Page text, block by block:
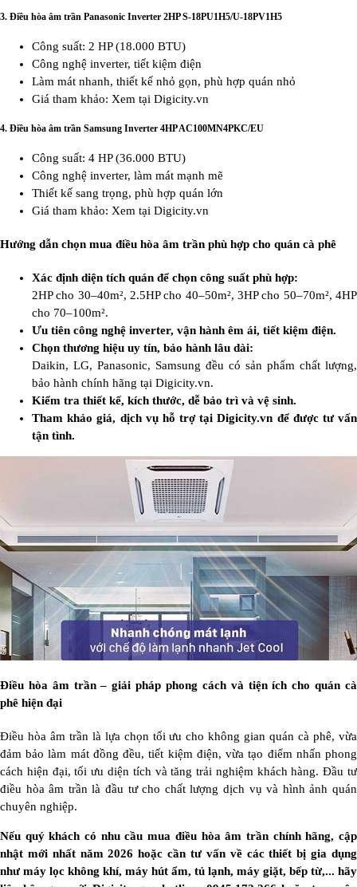
3. Điều hòa âm trần Panasonic Inverter 2HP S-18PU1H5/U-18PV1H5
Công suất: 2 HP (18.000 BTU)
Công nghệ inverter, tiết kiệm điện
Làm mát nhanh, thiết kế nhỏ gọn, phù hợp quán nhỏ
Giá tham khảo: Xem tại Digicity.vn
4. Điều hòa âm trần Samsung Inverter 4HP AC100MN4PKC/EU
Công suất: 4 HP (36.000 BTU)
Công nghệ inverter, làm mát mạnh mẽ
Thiết kế sang trọng, phù hợp quán lớn
Giá tham khảo: Xem tại Digicity.vn
Hướng dẫn chọn mua điều hòa âm trần phù hợp cho quán cà phê
Xác định diện tích quán để chọn công suất phù hợp:
2HP cho 30–40m², 2.5HP cho 40–50m², 3HP cho 50–70m², 4HP
cho 70–100m².
Ưu tiên công nghệ inverter, vận hành êm ái, tiết kiệm điện.
Chọn thương hiệu uy tín, bảo hành lâu dài:
Daikin, LG, Panasonic, Samsung đều có sản phẩm chất lượng,
bảo hành chính hãng tại Digicity.vn.
Kiểm tra thiết kế, kích thước, dễ bảo trì và vệ sinh.
Tham khảo giá, dịch vụ hỗ trợ tại Digicity.vn để được tư vấn
tận tình.
Điều hòa âm trần – giải pháp phong cách và tiện ích cho quán cà
phê hiện đại
Điều hòa âm trần là lựa chọn tối ưu cho không gian quán cà phê, vừa
đảm bảo làm mát đồng đều, tiết kiệm điện, vừa tạo điểm nhấn phong
cách hiện đại, tối ưu diện tích và tăng trải nghiệm khách hàng. Đầu tư
điều hòa âm trần là đầu tư cho chất lượng dịch vụ và hình ảnh quán
chuyên nghiệp.
Nếu quý khách có nhu cầu mua điều hòa âm trần chính hãng, cập
nhật mới nhất năm 2026 hoặc cần tư vấn về các thiết bị gia dụng
như máy lọc không khí, máy hút ẩm, tủ lạnh, máy giặt, bếp từ,... hãy